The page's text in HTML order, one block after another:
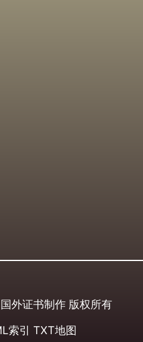
国外证书制作 版权所有
索引 TXT地图